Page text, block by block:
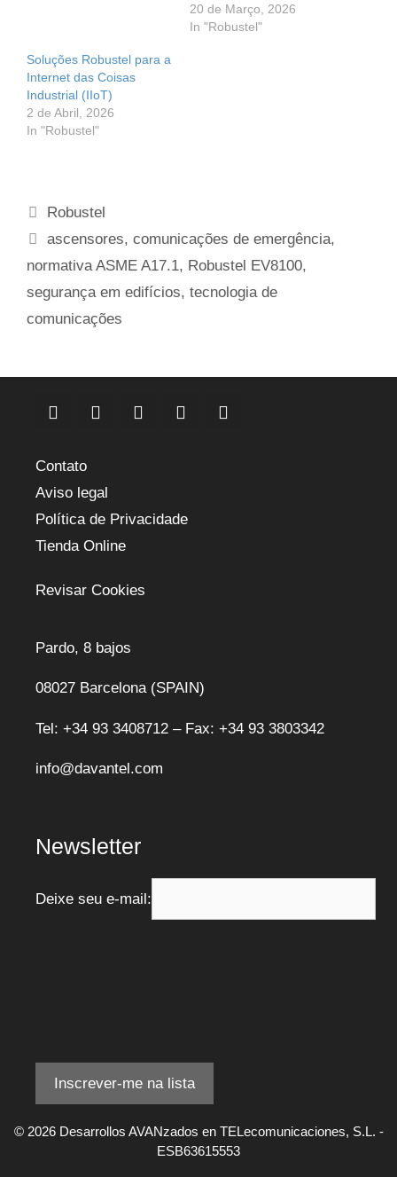
20 de Março, 2026
In "Robustel"
Soluções Robustel para a
Internet das Coisas
Industrial (IIoT)
2 de Abril, 2026
In "Robustel"
Categorias
Robustel
Etiquetas
ascensores,comunicações de emergência,
normativa ASME A17.1, Robustel EV8100,
segurança em edifícios, tecnologia de
comunicações
Contato
Aviso legal
Política de Privacidade
Tienda Online
Revisar Cookies
Pardo, 8 bajos
08027 Barcelona (SPAIN)
Tel: +34 93 3408712 – Fax: +34 93 3803342
info@davantel.com
Newsletter
Deixe seu e-mail:
© 2026 Desarrollos AVANzados en TELecomunicaciones, S.L. -
ESB63615553